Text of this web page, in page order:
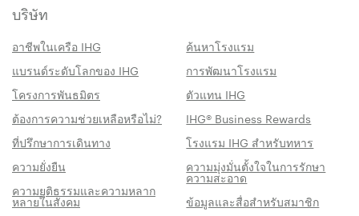
บริษัท
อาชีพในเครือ IHG
ค้นหาโรงแรม
แบรนด์ระดับโลกของ IHG
การพัฒนาโรงแรม
โครงการพันธมิตร
ตัวแทน IHG
ต้องการความช่วยเหลือหรือไม่?
IHG® Business Rewards
ที่ปรึกษาการเดินทาง
โรงแรม IHG สำหรับทหาร
ความยั่งยืน
ความมุ่งมั่นตั้งใจในการรักษา
ความสะอาด
ความยุติธรรมและความหลาก
หลายในสังคม
ข้อมูลและสื่อสำหรับสมาชิก